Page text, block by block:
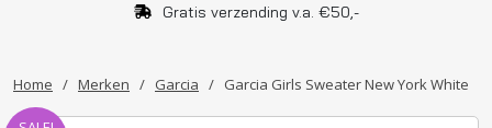
Gratis verzending v.a. €50,-
Home / Merken / Garcia / Garcia Girls Sweater New York White